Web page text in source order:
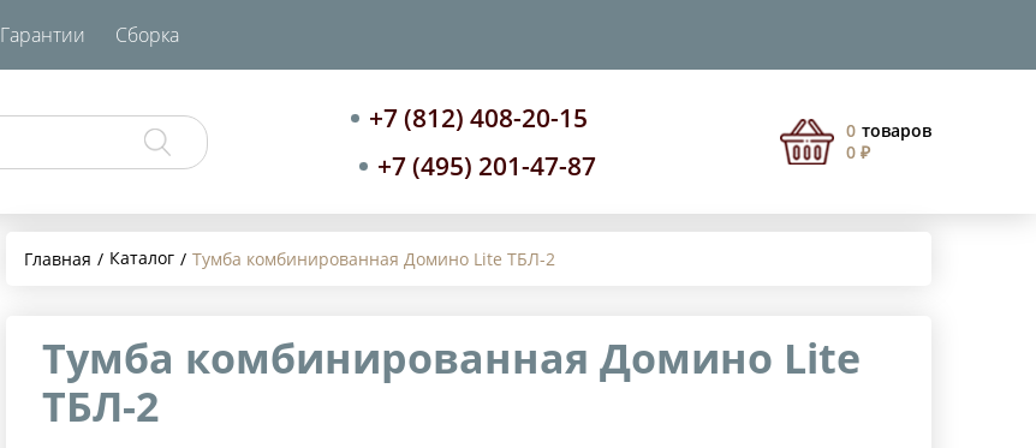
Гарантии Сборка
+7 (812) 408-20-15
+7 (495) 201-47-87
0 товаров
0 ₽
Главная Каталог Тумба комбинированная Домино Lite ТБЛ-2
Тумба комбинированная Домино Lite
ТБЛ-2